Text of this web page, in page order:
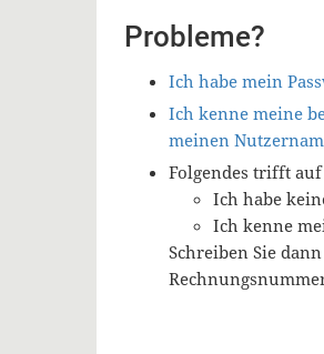
Probleme?
Ich habe mein
Ich kenne meine
meinen
Folgendes trifft
Ich habe
Ich kenne
Schreiben Sie